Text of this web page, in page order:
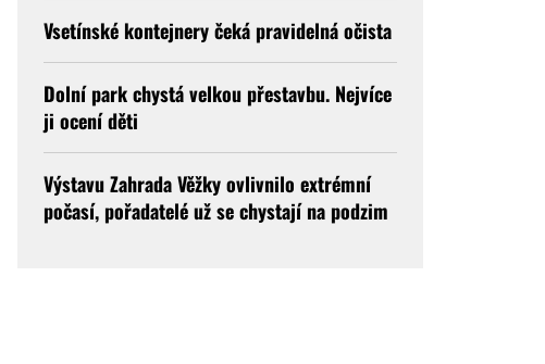
Vsetínské kontejnery čeká pravidelná očista
Dolní park chystá velkou přestavbu. Nejvíce
ji ocení děti
Výstavu Zahrada Věžky ovlivnilo extrémní
počasí, pořadatelé už se chystají na podzim